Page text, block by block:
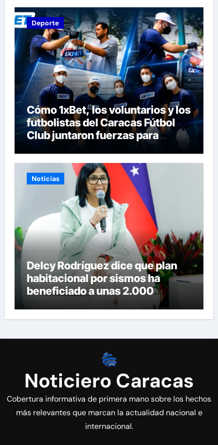
Deporte
Cómo 1xBet, los voluntarios y los
futbolistas del Caracas Fútbol
Club juntaron fuerzas para
Venezuela
Noticias
Delcy Rodríguez dice que plan
habitacional por sismos ha
beneficiado a unas 2.000
personas en una semana
Noticiero Caracas
Cobertura informativa de primera mano sobre los hechos
más relevantes que marcan la actualidad nacional e
internacional.